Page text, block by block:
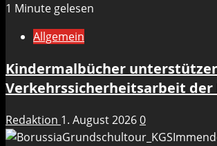
1 Minute gelesen
Allgemein
Kindermalbücher
Verkehrssicherheitsarbeit der
Redaktion 1. August 20260